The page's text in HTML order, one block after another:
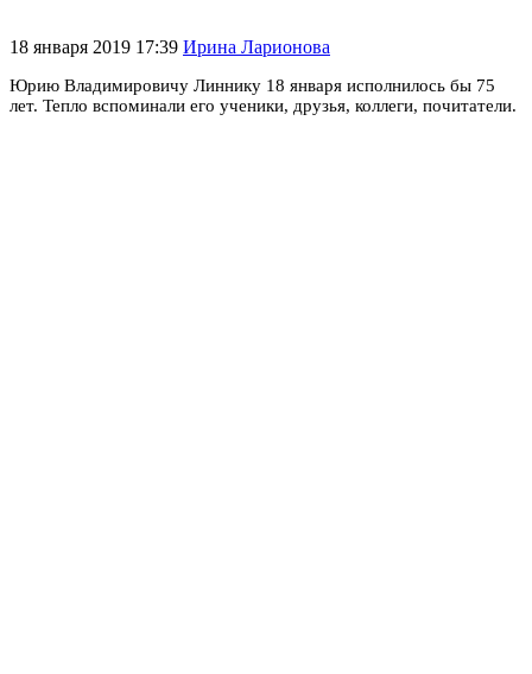
18 января 2019 17:39 Ирина Ларионова
Юрию Владимировичу Линнику 18 января исполнилось бы 75
лет. Тепло вспоминали его ученики, друзья, коллеги, почитатели.